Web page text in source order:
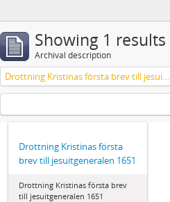
Showing 1 results
Archival description
Drottning Kristinas första brev till jesuitgeneralen 1651
Drottning Kristinas första
brev till jesuitgeneralen 1651
Drottning Kristinas första brev
till jesuitgeneralen 1651